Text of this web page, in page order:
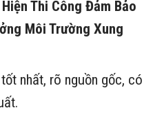
Thi Công Đảm Bảo
Môi Trường Xung
nhất, rõ nguồn gốc, có